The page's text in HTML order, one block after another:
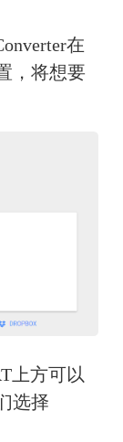
在
，将想要
上方可以
选择